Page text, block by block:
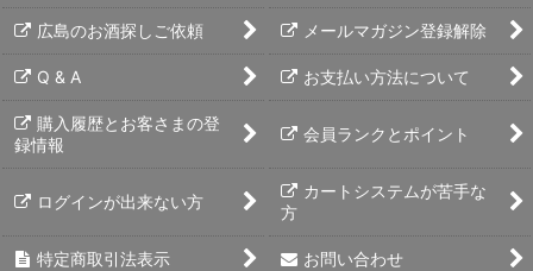
広島のお酒探しご依頼 メールマガジン登録解除
Q & A お支払い方法について
購入履歴とお客さまの登
録情報
会員ランクとポイント
ログインが出来ない方
カートシステムが苦手な
方
特定商取引法表示 お問い合わせ